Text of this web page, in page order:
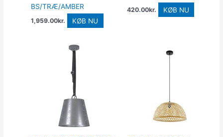
BS/TRÆ/AMBER
1,959.00kr. KØB NU
420.00kr. KØB NU